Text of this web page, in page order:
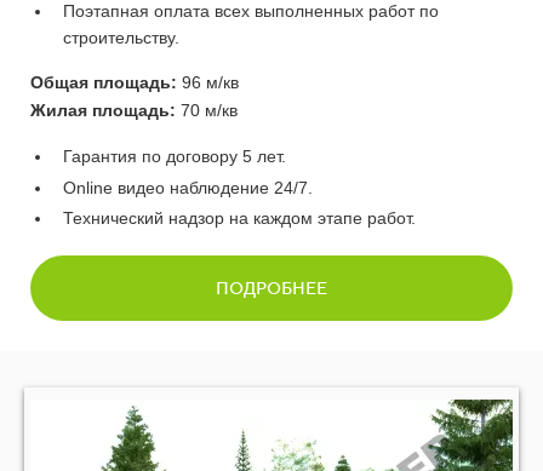
Поэтапная оплата всех выполненных работ по
строительству.
Общая площадь: 96 м/кв
Жилая площадь: 70 м/кв
Гарантия по договору 5 лет.
Online видео наблюдение 24/7.
Технический надзор на каждом этапе работ.
ПОДРОБНЕЕ